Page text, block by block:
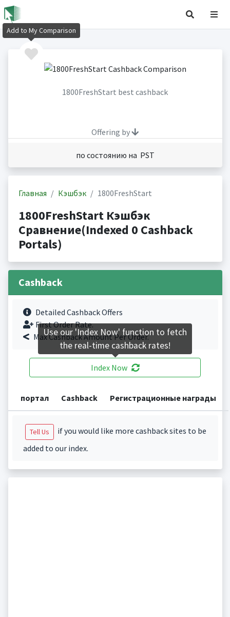
1800FreshStart best cashback
Offering by
по состоянию на PST
Главная Кэшбэк 1800FreshStart
1800FreshStart Кэшбэк
Сравнение(Indexed 0 Cashback
Portals)
Cashback
Detailed Cashback Offers
First Order Rate.
Max Cashback Amount Per Order.
Index Now
портал Cashback Регистрационные награды
Tell Us
if you would like more cashback sites to be
added to our index.
Add to My Comparison
Use our 'Index Now' function to fetch
the real-time cashback rates!